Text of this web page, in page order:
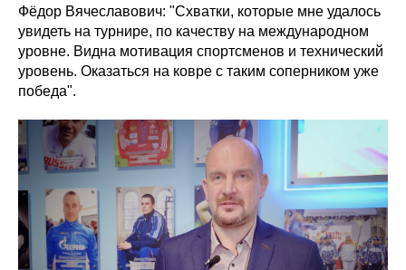
Фёдор Вячеславович: "Схватки, которые мне удалось
увидеть на турнире, по качеству на международном
уровне. Видна мотивация спортсменов и технический
уровень. Оказаться на ковре с таким соперником уже
победа".